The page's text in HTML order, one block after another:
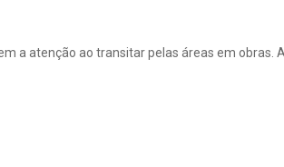
a atenção ao transitar pelas áreas em obras.